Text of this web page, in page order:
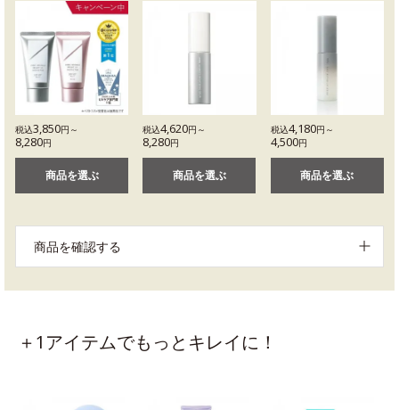
税込3,850円～
8,280円
商品を選ぶ
税込4,620円～
8,280円
商品を選ぶ
税込4,180円～
4,500円
商品を選ぶ
商品を確認する
＋1アイテムでもっとキレイに！